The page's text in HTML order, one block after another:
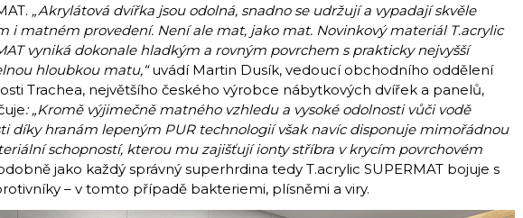
„Akrylátová dvířka jsou odolná, snadno se udržují a vypadají skvěle
i matném provedení. Není ale mat, jako mat. Novinkový materiál T.acrylic
vyniká dokonale hladkým a rovným povrchem s prakticky nejvyšší
hloubkou matu,“uvádí Martin Dusík, vedoucí obchodního oddělení
Trachea, největšího českého výrobce nábytkových dvířek a panelů,
: „Kromě výjimečně matného vzhledu a vysoké odolnosti vůči vodě
díky hranám lepeným PUR technologií však navíc disponuje mimořádnou
schopností, kterou mu zajišťují ionty stříbra v krycím povrchovém
jako každý správný superhrdina tedy T.acrylic SUPERMAT bojuje s
– v tomto případě bakteriemi, plísněmi a viry.